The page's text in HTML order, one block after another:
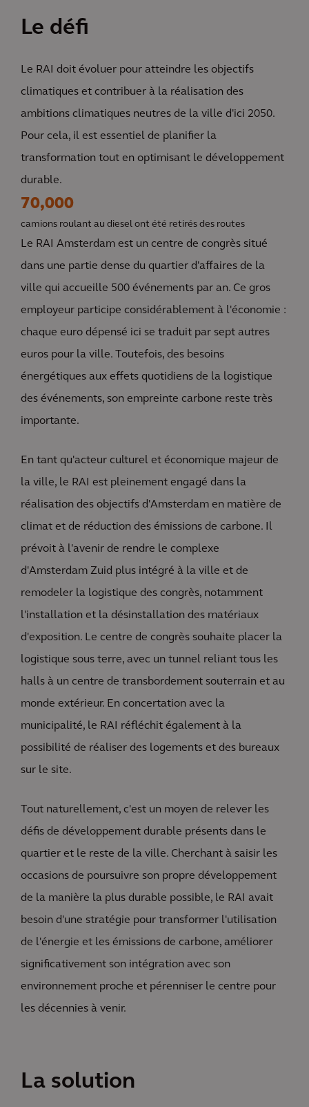
Le défi
Le RAI doit évoluer pour atteindre les objectifs
climatiques et contribuer à la réalisation des
ambitions climatiques neutres de la ville d'ici 2050.
Pour cela, il est essentiel de planifier la
transformation tout en optimisant le développement
durable.
70,000
camions roulant au diesel ont été retirés des routes
Le RAI Amsterdam est un centre de congrès situé
dans une partie dense du quartier d'affaires de la
ville qui accueille 500 événements par an. Ce gros
employeur participe considérablement à l'économie :
chaque euro dépensé ici se traduit par sept autres
euros pour la ville. Toutefois, des besoins
énergétiques aux effets quotidiens de la logistique
des événements, son empreinte carbone reste très
importante.
En tant qu'acteur culturel et économique majeur de
la ville, le RAI est pleinement engagé dans la
réalisation des objectifs d'Amsterdam en matière de
climat et de réduction des émissions de carbone. Il
prévoit à l'avenir de rendre le complexe
d'Amsterdam Zuid plus intégré à la ville et de
remodeler la logistique des congrès, notamment
l'installation et la désinstallation des matériaux
d'exposition. Le centre de congrès souhaite placer la
logistique sous terre, avec un tunnel reliant tous les
halls à un centre de transbordement souterrain et au
monde extérieur. En concertation avec la
municipalité, le RAI réfléchit également à la
possibilité de réaliser des logements et des bureaux
sur le site.
Tout naturellement, c'est un moyen de relever les
défis de développement durable présents dans le
quartier et le reste de la ville. Cherchant à saisir les
occasions de poursuivre son propre développement
de la manière la plus durable possible, le RAI avait
besoin d'une stratégie pour transformer l'utilisation
de l'énergie et les émissions de carbone, améliorer
significativement son intégration avec son
environnement proche et pérenniser le centre pour
les décennies à venir.
La solution